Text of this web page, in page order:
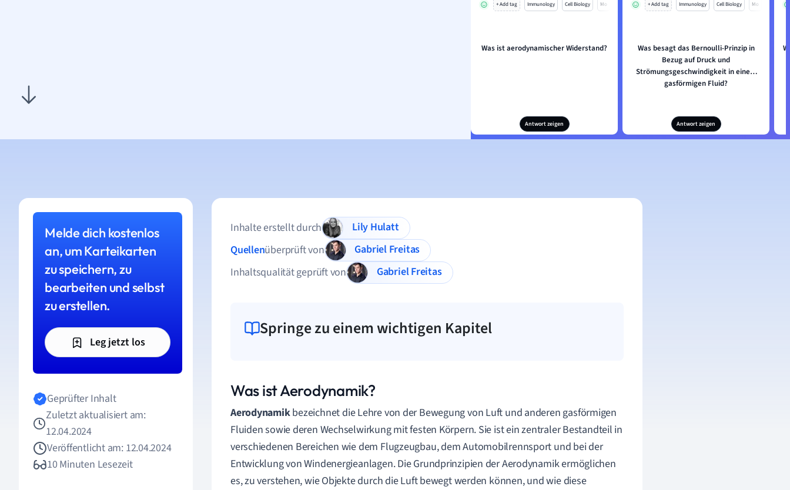
+ Add tag Immunology Cell Biology Mo
Was ist aerodynamischer Widerstand?
Antwort zeigen
+ Add tag Immunology Cell Biology Mo
Was besagt das Bernoulli-Prinzip in
Bezug auf Druck und
Strömungsgeschwindigkeit in einem
gasförmigen Fluid?
Antwort zeigen
Melde dich kostenlos
an, um Karteikarten
zu speichern, zu
bearbeiten und selbst
zu erstellen.
Leg jetzt los
Geprüfter Inhalt
Zuletzt aktualisiert am:
12.04.2024
Veröffentlicht am: 12.04.2024
10 Minuten Lesezeit
Inhalte erstellt durch
Lily Hulatt
Quellenüberprüft von
Gabriel Freitas
Inhaltsqualität geprüft von
Gabriel Freitas
Springe zu einem wichtigen Kapitel
Was ist Aerodynamik?
Aerodynamikbezeichnet die Lehre von der Bewegung von Luft und anderen gasförmigen
Fluiden sowie deren Wechselwirkung mit festen Körpern. Sie ist ein zentraler Bestandteil in
verschiedenen Bereichen wie dem Flugzeugbau, dem Automobilrennsport und bei der
Entwicklung von Windenergieanlagen. Die Grundprinzipien der Aerodynamik ermöglichen
es, zu verstehen, wie Objekte durch die Luft bewegt werden können, und wie diese